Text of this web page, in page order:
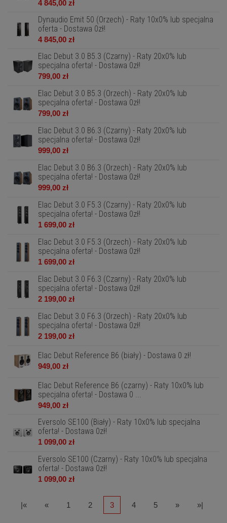
4 845,00 zł
Dynaudio Emit 50 (Orzech) - Raty 10x0% lub specjalna
oferta - Dostawa 0zł!
4 845,00 zł
Elac Debut 3.0 B5.3 (Czarny) - Raty 20x0% lub
specjalna oferta! - Dostawa 0zł!
799,00 zł
Elac Debut 3.0 B5.3 (Orzech) - Raty 20x0% lub
specjalna oferta! - Dostawa 0zł!
799,00 zł
Elac Debut 3.0 B6.3 (Czarny) - Raty 20x0% lub
specjalna oferta! - Dostawa 0zł!
999,00 zł
Elac Debut 3.0 B6.3 (Orzech) - Raty 20x0% lub
specjalna oferta! - Dostawa 0zł!
999,00 zł
Elac Debut 3.0 F5.3 (Czarny) - Raty 20x0% lub
specjalna oferta! - Dostawa 0zł!
1 699,00 zł
Elac Debut 3.0 F5.3 (Orzech) - Raty 20x0% lub
specjalna oferta! - Dostawa 0zł!
1 699,00 zł
Elac Debut 3.0 F6.3 (Czarny) - Raty 20x0% lub
specjalna oferta! - Dostawa 0zł!
2 199,00 zł
Elac Debut 3.0 F6.3 (Orzech) - Raty 20x0% lub
specjalna oferta! - Dostawa 0zł!
2 199,00 zł
Elac Debut Reference B6 (biały) - Dostawa 0 zł!
949,00 zł
Elac Debut Reference B6 (czarny) - Raty 10x0% lub
specjalna oferta! - Dostawa 0 ...
949,00 zł
Eversolo SE100 (Biały) - Raty 10x0% lub specjalna
oferta! - Dostawa 0zł!
1 099,00 zł
Eversolo SE100 (Czarny) - Raty 10x0% lub specjalna
oferta! - Dostawa 0zł!
1 099,00 zł
|« « 1 2 3 4 5 » »|